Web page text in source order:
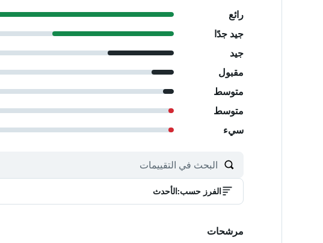
رائع
جيد جدًا
جيد
مقبول
متوسط
متوسط
سيء
الفرز حسب:الأحدث
مرشحات